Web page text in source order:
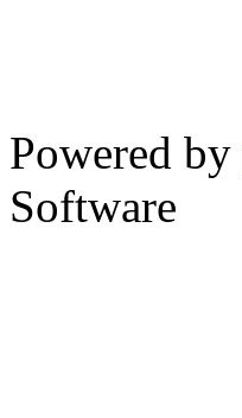
Powered by
Software